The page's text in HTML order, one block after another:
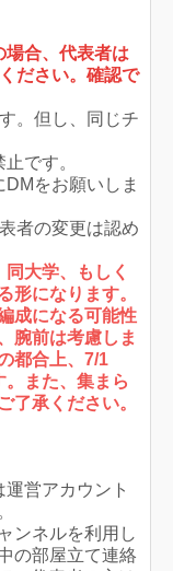
場合、代表者は
ださい。確認で
。但し、同じチ
です。
をお願いしま
者の変更は認め
大学、もしく
形になります。
成になる可能性
腕前は考慮しま
都合上、7/1
また、集まら
了承ください。
営アカウント
ンネルを利用し
の部屋立て連絡